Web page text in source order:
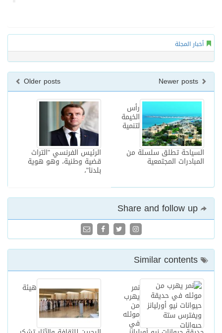
أخبار المجلة
Older posts
الرئيس الفرنسي "التراث
قضية وطنية، وهو هوية
بلدنا"،
رأس
الخيمة
لتنمية
السياحة تطلق سلسلة من
المبادرات المجتمعية
هيئة نمر
يهرب
من
موئله
في